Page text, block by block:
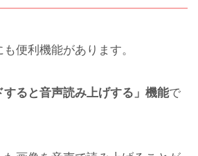
便利機能があります。
すると音声読み上げする」機能で